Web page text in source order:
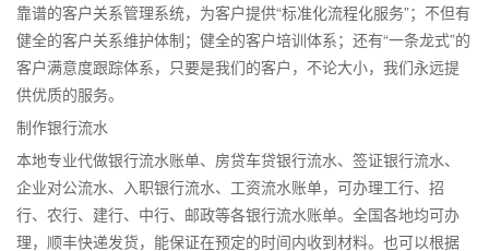
靠谱的客户关系管理系统，为客户提供“标准化流程化服务”；不但有
健全的客户关系维护体制；健全的客户培训体系；还有“一条龙式”的
客户满意度跟踪体系，只要是我们的客户，不论大小，我们永远提
供优质的服务。
制作银行流水
本地专业代做银行流水账单、房贷车贷银行流水、签证银行流水、
企业对公流水、入职银行流水、工资流水账单，可办理工行、招
行、农行、建行、中行、邮政等各银行流水账单。全国各地均可办
理，顺丰快递发货，能保证在预定的时间内收到材料。也可以根据